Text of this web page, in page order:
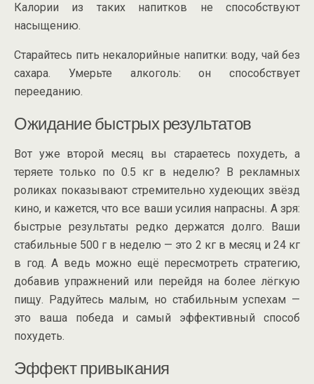
Калории из таких напитков не способствуют
насыщению.
Старайтесь пить некалорийные напитки: воду, чай без
сахара. Умерьте алкоголь: он способствует
перееданию.
Ожидание быстрых результатов
Вот уже второй месяц вы стараетесь похудеть, а
теряете только по 0.5 кг в неделю? В рекламных
роликах показывают стремительно худеющих звёзд
кино, и кажется, что все ваши усилия напрасны. А зря:
быстрые результаты редко держатся долго. Ваши
стабильные 500 г в неделю — это 2 кг в месяц и 24 кг
в год. А ведь можно ещё пересмотреть стратегию,
добавив упражнений или перейдя на более лёгкую
пищу. Радуйтесь малым, но стабильным успехам —
это ваша победа и самый эффективный способ
похудеть.
Эффект привыкания